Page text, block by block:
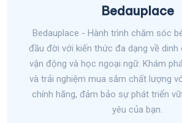
Bedauplace
Bedauplace - Hành trình chăm sóc
đầu đời với kiến thức đa dạng về dinh
vận động và học ngoại ngữ. Khám
và trải nghiệm mua sắm chất lượng
chính hãng, đảm bảo sự phát triển
yêu của bạn.